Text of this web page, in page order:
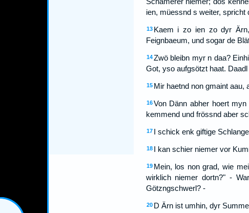
ien, müessnd s weiter, spricht
13 Kaem i zo ien zo dyr
Feignbaeum, und sogar de
14 Zwö bleibn myr n daa?
Got, yso aufgsötzt haat.
15 Mir haetnd non gmaint aau,
16 Von Dänn abher hoert
kemmend und frössnd aber
17 I schick enk giftige
18 I kan schier niemer vor
19 Mein, los non grad, wie
wirklich niemer dortn?" -
Götzngschwerl? -
20 D Ärn ist umhin, dyr